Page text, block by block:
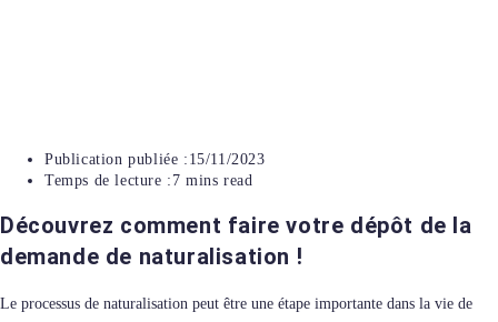
Publication publiée : 15/11/2023
Temps de lecture : 7 mins read
Découvrez comment faire votre dépôt de la
demande de naturalisation !
Le processus de naturalisation peut être une étape importante dans la vie de